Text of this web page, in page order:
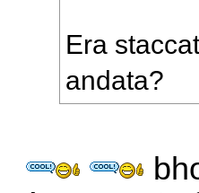
Era
andata?